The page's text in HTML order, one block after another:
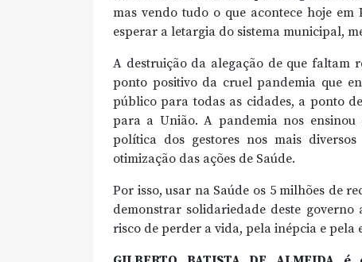
mas vendo tudo o que acontece hoje
esperar a letargia do sistema municipal,
A destruição da alegação de que faltam
ponto positivo da cruel pandemia que
público para todas as cidades, a ponto
para a União. A pandemia nos
política dos gestores nos mais
otimização das ações de Saúde.
Por isso, usar na Saúde os 5 milhões de
demonstrar solidariedade deste
risco de perder a vida, pela inépcia e pela